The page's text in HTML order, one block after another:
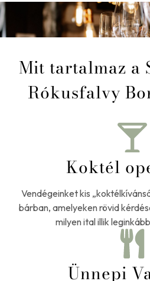
Mit tartalmaz a
Rókusfalvy
Koktél
Vendégeinket kis
bárban, amelyeken rövid
milyen ital illik
Ünnepi